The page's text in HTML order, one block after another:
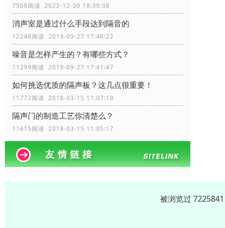
7508阅读 2022-12-30 18:39:38
消声室是通过什么手段达到隔音的
12246阅读 2019-09-27 17:46:22
噪音是怎样产生的？有哪些方式？
11299阅读 2019-09-27 17:41:47
如何挑选优质的隔声板？这几点很重要！
11772阅读 2018-03-15 11:07:19
隔声门的制造工艺你清楚么？
11615阅读 2018-03-15 11:05:17
被浏览过